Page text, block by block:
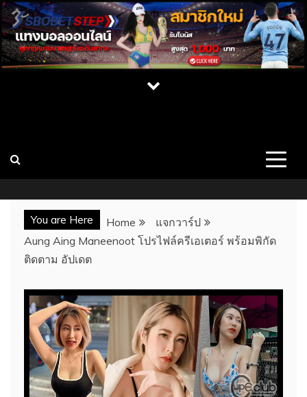
You are Here Home
แจกวาร์ป
Aung Aing Maneenoot โปรไฟล์ครีเอเตอร์ พร้อมพิกัด
ติดตาม อัปเดต